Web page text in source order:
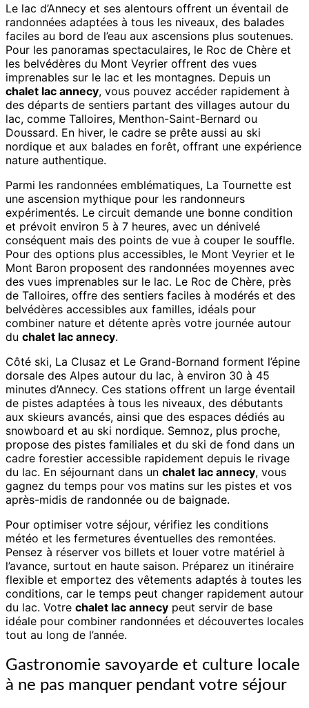
Le lac d’Annecy et ses alentours offrent un éventail de
randonnées adaptées à tous les niveaux, des balades
faciles au bord de l’eau aux ascensions plus soutenues.
Pour les panoramas spectaculaires, le Roc de Chère et
les belvédères du Mont Veyrier offrent des vues
imprenables sur le lac et les montagnes. Depuis un
chalet lac annecy, vous pouvez accéder rapidement à
des départs de sentiers partant des villages autour du
lac, comme Talloires, Menthon-Saint-Bernard ou
Doussard. En hiver, le cadre se prête aussi au ski
nordique et aux balades en forêt, offrant une expérience
nature authentique.
Parmi les randonnées emblématiques, La Tournette est
une ascension mythique pour les randonneurs
expérimentés. Le circuit demande une bonne condition
et prévoit environ 5 à 7 heures, avec un dénivelé
conséquent mais des points de vue à couper le souffle.
Pour des options plus accessibles, le Mont Veyrier et le
Mont Baron proposent des randonnées moyennes avec
des vues imprenables sur le lac. Le Roc de Chère, près
de Talloires, offre des sentiers faciles à modérés et des
belvédères accessibles aux familles, idéals pour
combiner nature et détente après votre journée autour
du chalet lac annecy.
Côté ski, La Clusaz et Le Grand-Bornand forment l’épine
dorsale des Alpes autour du lac, à environ 30 à 45
minutes d’Annecy. Ces stations offrent un large éventail
de pistes adaptées à tous les niveaux, des débutants
aux skieurs avancés, ainsi que des espaces dédiés au
snowboard et au ski nordique. Semnoz, plus proche,
propose des pistes familiales et du ski de fond dans un
cadre forestier accessible rapidement depuis le rivage
du lac. En séjournant dans un chalet lac annecy, vous
gagnez du temps pour vos matins sur les pistes et vos
après-midis de randonnée ou de baignade.
Pour optimiser votre séjour, vérifiez les conditions
météo et les fermetures éventuelles des remontées.
Pensez à réserver vos billets et louer votre matériel à
l’avance, surtout en haute saison. Préparez un itinéraire
flexible et emportez des vêtements adaptés à toutes les
conditions, car le temps peut changer rapidement autour
du lac. Votre chalet lac annecy peut servir de base
idéale pour combiner randonnées et découvertes locales
tout au long de l’année.
Gastronomie savoyarde et culture locale
à ne pas manquer pendant votre séjour